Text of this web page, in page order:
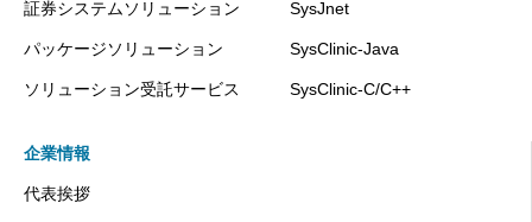
証券システムソリューション
パッケージソリューション
ソリューション受託サービス
SysJnet
SysClinic-Java
SysClinic-C/C++
企業情報
代表挨拶